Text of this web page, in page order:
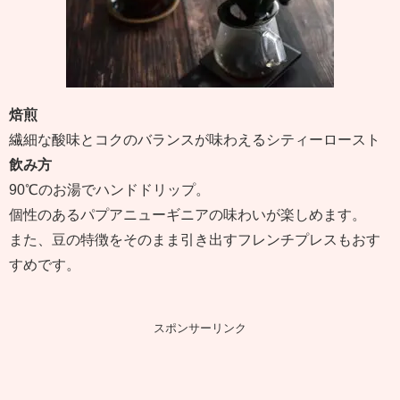
焙煎
繊細な酸味とコクのバランスが味わえるシティーロースト
飲み方
90℃のお湯でハンドドリップ。
個性のあるパプアニューギニアの味わいが楽しめます。
また、豆の特徴をそのまま引き出すフレンチプレスもおす
すめです。
スポンサーリンク